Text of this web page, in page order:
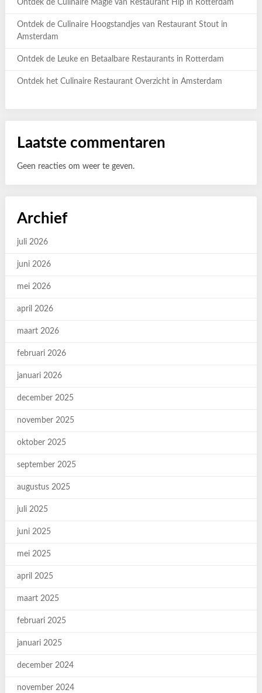
Ontdek de Culinaire Magie van Restaurant Hip in Rotterdam
Ontdek de Culinaire Hoogstandjes van Restaurant Stout in
Amsterdam
Ontdek de Leuke en Betaalbare Restaurants in Rotterdam
Ontdek het Culinaire Restaurant Overzicht in Amsterdam
Laatste commentaren
Geen reacties om weer te geven.
Archief
juli 2026
juni 2026
mei 2026
april 2026
maart 2026
februari 2026
januari 2026
december 2025
november 2025
oktober 2025
september 2025
augustus 2025
juli 2025
juni 2025
mei 2025
april 2025
maart 2025
februari 2025
januari 2025
december 2024
november 2024